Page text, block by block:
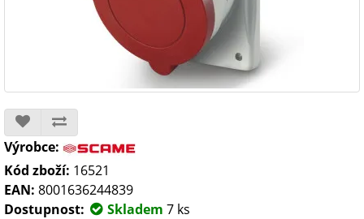
Výrobce:
Kód zboží: 16521
EAN: 8001636244839
Dostupnost:
Skladem 7 ks